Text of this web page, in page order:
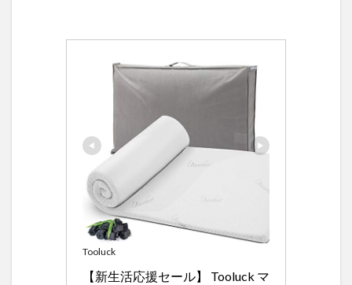
Tooluck
【新生活応援セール】 Tooluck マ